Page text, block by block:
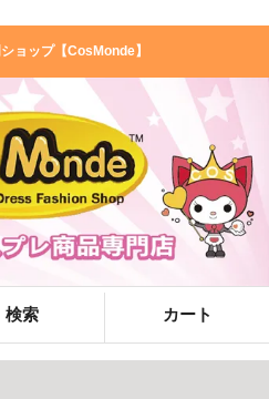
ョップ【CosMonde】
検索 カート